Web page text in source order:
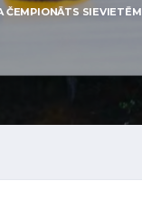
ČEMPIONĀTS